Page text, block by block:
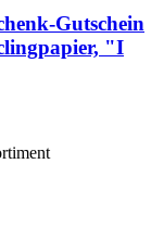
​Gutschein
"I